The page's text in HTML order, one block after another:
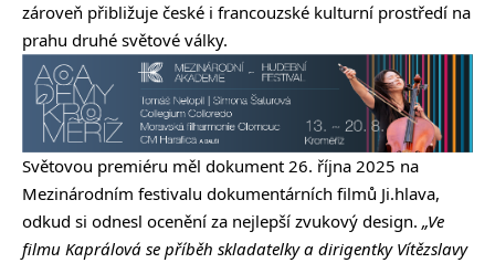
zároveň přibližuje české i francouzské kulturní prostředí na
prahu druhé světové války.
Světovou premiéru měl dokument 26. října 2025 na
Mezinárodním festivalu dokumentárních filmů Ji.hlava,
odkud si odnesl ocenění za nejlepší zvukový design. „Ve
filmu Kaprálová se příběh skladatelky a dirigentky Vítězslavy